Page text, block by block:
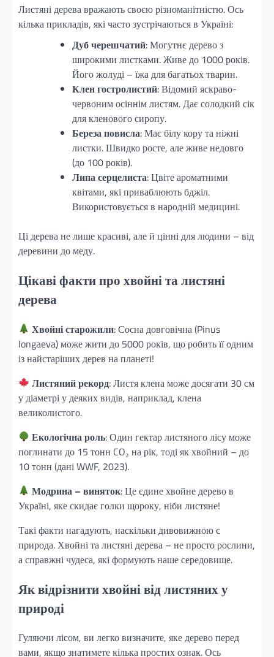
Листяні дерева вражають своєю різноманітністю. Ось
кілька прикладів, які часто зустрічаються в Україні:
Дуб черешчатий: Могутнє дерево з
широкими листками. Живе до 1000 років.
Його жолуді – їжа для багатьох тварин.
Клен гостролистий: Відомий яскраво-
червоним осіннім листям. Дає солодкий сік
для кленового сиропу.
Береза повисла: Має білу кору та ніжні
листки. Швидко росте, але живе недовго
(до 100 років).
Липа серцелиста: Цвіте ароматними
квітами, які приваблюють бджіл.
Використовується в народній медицині.
Ці дерева не лише красиві, але й цінні для людини – від
деревини до меду.
Цікаві факти про хвойні та листяні
дерева
Хвойні старожили: Сосна довговічна (Pinus
longaeva) може жити до 5000 років, що робить її одним
із найстаріших дерев на планеті!
Листяний рекорд: Листя клена може досягати 30 см
у діаметрі у деяких видів, наприклад, клена
великолистого.
Екологічна роль: Один гектар листяного лісу може
поглинати до 15 тонн CO₂ на рік, тоді як хвойний – до
10 тонн (дані WWF, 2023).
Модрина – виняток: Це єдине хвойне дерево в
Україні, яке скидає голки щороку, ніби листяне!
Такі факти нагадують, наскільки дивовижною є
природа. Хвойні та листяні дерева – не просто рослини,
а справжні чудеса, які формують наше середовище.
Як відрізнити хвойні від листяних у
природі
Гуляючи лісом, ви легко визначите, яке дерево перед
вами, якщо знатимете кілька простих ознак. Ось